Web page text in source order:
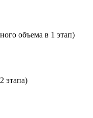
объема в 1 этап)
этапа)